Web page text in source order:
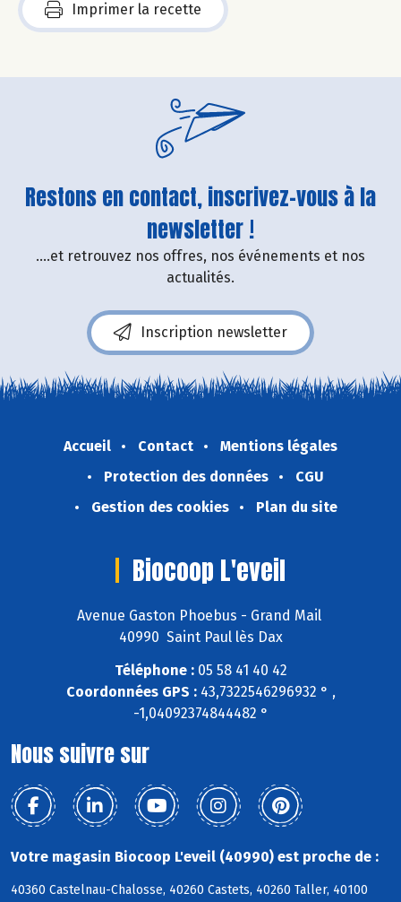
Imprimer la recette
Restons en contact, inscrivez-vous à la
newsletter !
....et retrouvez nos offres, nos événements et nos
actualités.
Inscription newsletter
Accueil Contact
Mentions légales
Protection des données
CGU
Gestion des cookies
Plan du site
Biocoop L'eveil
Avenue Gaston Phoebus - Grand Mail
40990 Saint Paul lès Dax
Téléphone :05 58 41 40 42
Coordonnées GPS :43,7322546296932 ° ,
-1,04092374844482 °
Nous suivre sur
Votre magasin Biocoop L'eveil (40990) est proche de :
40360 Castelnau-Chalosse, 40260 Castets, 40260 Taller, 40100